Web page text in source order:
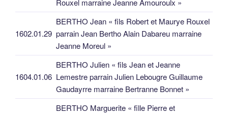
Rouxel marraine Jeanne Amouroulx »
1602.01.29
BERTHO Jean « fils Robert et Maurye Rouxel
parrain Jean Bertho Alain Dabareu marraine
Jeanne Moreul »
1604.01.06
BERTHO Julien « fils Jean et Jeanne
Lemestre parrain Julien Lebougre Guillaume
Gaudayrre marraine Bertranne Bonnet »
BERTHO Marguerite « fille Pierre et